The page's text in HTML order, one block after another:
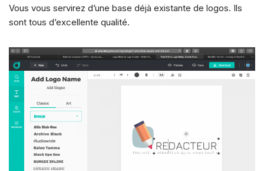
Vous vous servirez d’une base déjà existante de logos. Ils
sont tous d’excellente qualité.